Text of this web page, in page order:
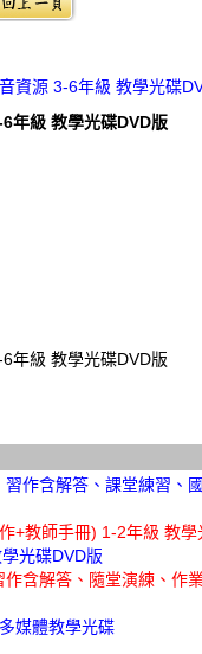
資源 3-6年級 教學光碟
年級 教學光碟DVD版
年級 教學光碟DVD版
作含解答、課堂練習、
+教師手冊) 1-2年級 教學
光碟DVD版
含解答、隨堂演練、作
媒體教學光碟